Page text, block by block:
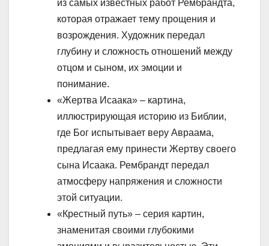
из самых известных работ Рембрандта,
которая отражает тему прощения и
возрождения. Художник передал
глубину и сложность отношений между
отцом и сыном, их эмоции и
понимание.
«Жертва Исаака» – картина,
иллюстрирующая историю из Библии,
где Бог испытывает веру Авраама,
предлагая ему принести Жертву своего
сына Исаака. Рембрандт передал
атмосферу напряжения и сложности
этой ситуации.
«Крестный путь» – серия картин,
знаменитая своими глубокими